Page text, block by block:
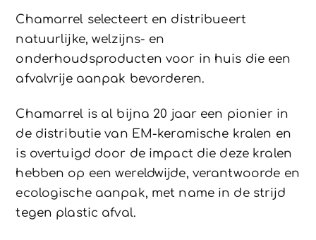
Chamarrel selecteert en distribueert
natuurlijke, welzijns- en
onderhoudsproducten voor in huis die een
afvalvrije aanpak bevorderen.
Chamarrel is al bijna 20 jaar een pionier in
de distributie van EM-keramische kralen en
is overtuigd door de impact die deze kralen
hebben op een wereldwijde, verantwoorde en
ecologische aanpak, met name in de strijd
tegen plastic afval.